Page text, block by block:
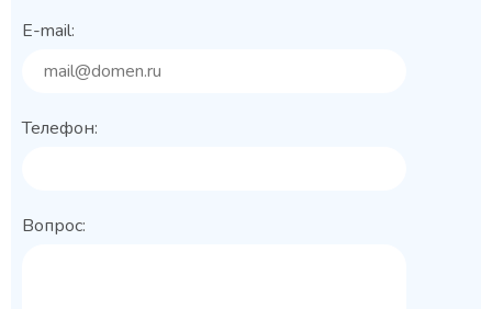
E-mail:
Телефон:
Вопрос: